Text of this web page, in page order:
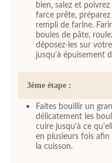
bien, salez et
farce prête,
rempli de farine.
boules de pâte,
déposez-les sur
jusqu'à épuisement
3ème étape :
Faites bouillir un
délicatement les
cuire jusqu'à ce
en plusieurs fois
la cuisson.